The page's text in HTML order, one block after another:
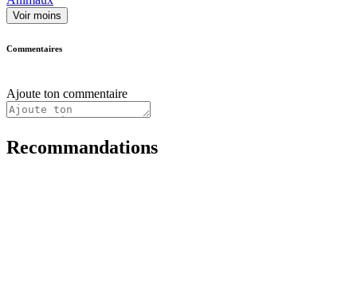
Voir moins
Commentaires
Ajoute ton commentaire
Recommandations